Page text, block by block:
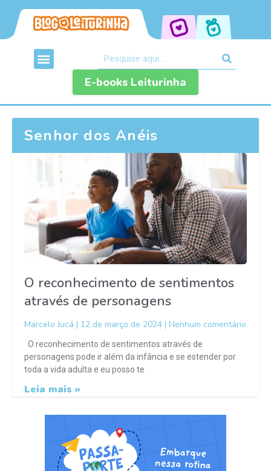
E-books Leiturinha
Senhor dos Anéis
O reconhecimento de sentimentos
através de personagens
Marcelo Jucá 12 de março de 2024 Nenhum comentário
O reconhecimento de sentimentos através de
personagens pode ir além da infância e se estender por
toda a vida adulta e eu posso te
Leia mais »